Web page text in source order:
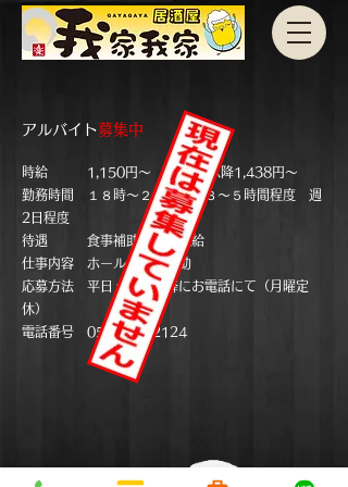
アルバイト募集中​
時給 1,150円 ～ ※22時以降1,438円～
勤務時間 １８時～２３時の内３～５時間程度 ​ 週
2日 程度
待遇 食事補助 制服支給
仕事内容 ホール 調理補助
応募方法 ​平日 １７時以降にお電話にて（月曜定
休）
電話番号 054-336-2124